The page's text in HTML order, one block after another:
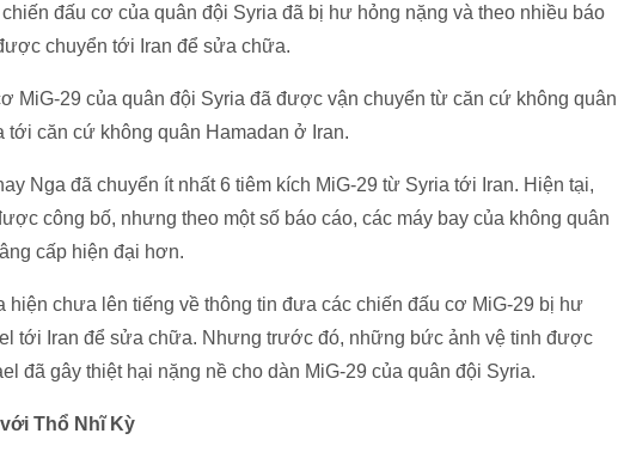
đấu cơ của quân đội Syria đã bị hư hỏng nặng và theo nhiều báo
chuyển tới Iran để sửa chữa.
MiG-29 của quân đội Syria đã được vận chuyển từ căn cứ không quân
tới căn cứ không quân Hamadan ở Iran.
Nga đã chuyển ít nhất 6 tiêm kích MiG-29 từ Syria tới Iran. Hiện tại,
công bố, nhưng theo một số báo cáo, các máy bay của không quân
cấp hiện đại hơn.
hiện chưa lên tiếng về thông tin đưa các chiến đấu cơ MiG-29 bị hư
tới Iran để sửa chữa. Nhưng trước đó, những bức ảnh vệ tinh được
đã gây thiệt hại nặng nề cho dàn MiG-29 của quân đội Syria.
Thổ Nhĩ Kỳ